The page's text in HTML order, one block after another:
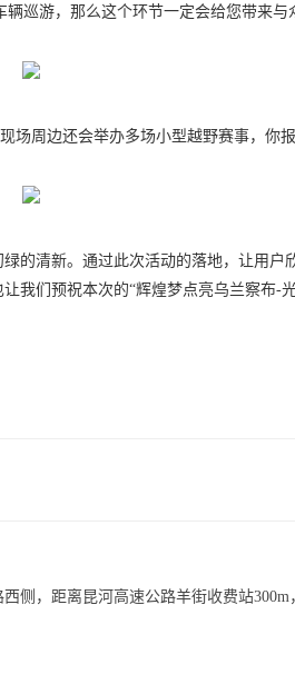
巡游，那么这个环节一定会给您带来与
场周边还会举办多场小型越野赛事，你报
的清新。通过此次活动的落地，让用户
我们预祝本次的“辉煌梦点亮乌兰察布-
侧，距离昆河高速公路羊街收费站